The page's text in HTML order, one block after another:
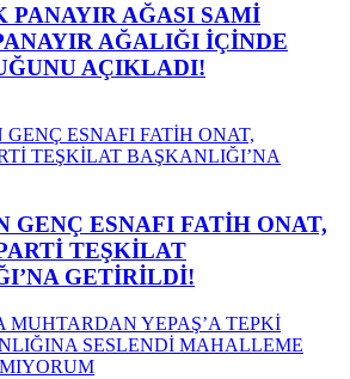
PANAYIR AĞASI SAMİ
AĞALIĞI İÇİNDE
AÇIKLADI!
GENÇ ESNAFI FATİH ONAT,
TEŞKİLAT
GETİRİLDİ!